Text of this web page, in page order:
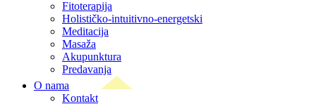
Fitoterapija
Holističko-intuitivno-energetski
Meditacija
Masaža
Akupunktura
Predavanja
O nama
Kontakt